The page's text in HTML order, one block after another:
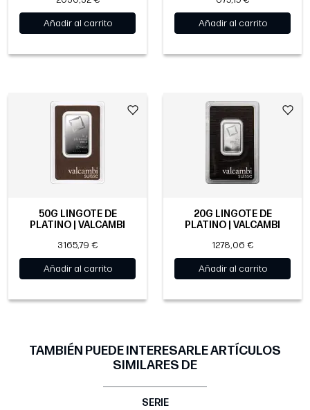
Añadir al carrito
Añadir al carrito
50G LINGOTE DE
PLATINO | VALCAMBI
3165,79 €
Añadir al carrito
20G LINGOTE DE
PLATINO | VALCAMBI
1278,06 €
Añadir al carrito
TAMBIÉN PUEDE INTERESARLE ARTÍCULOS
SIMILARES DE
SERIE